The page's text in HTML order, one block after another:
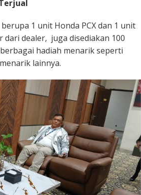
1 unit Honda PCX dan 1 unit
dealer, juga disediakan 100
hadiah menarik seperti
lainnya.